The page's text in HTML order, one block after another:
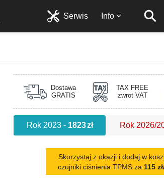
Info
Serwis
Dostawa
GRATIS
TAX FREE
zwrot VAT
Rok 2023- 1823zł Rok 2026/
Skorzystaj z okazji i dodaj w
czujniki ciśnienia TPMS za 115